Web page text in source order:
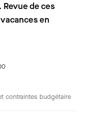
de ces
en
contraintes budgétaire